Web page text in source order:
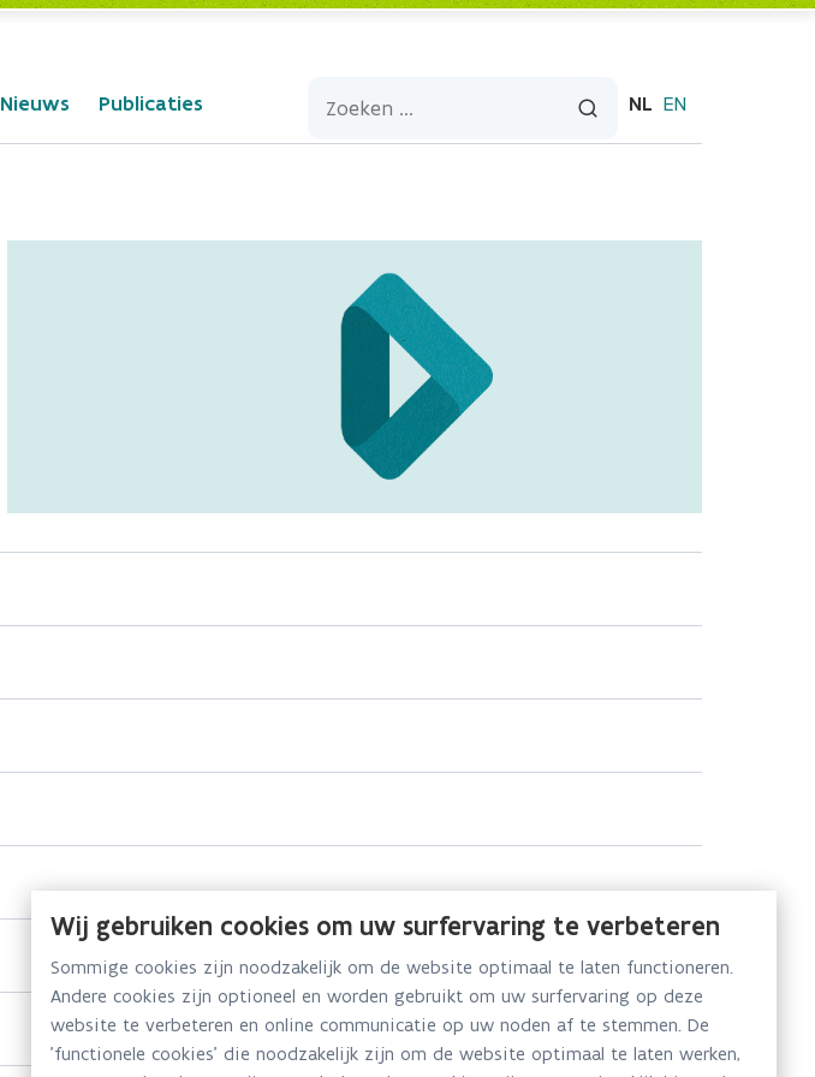
Nieuws Publicaties NL EN
Wij gebruiken cookies om uw surfervaring te verbeteren
Sommige cookies zijn noodzakelijk om de website optimaal te laten functioneren.
Andere cookies zijn optioneel en worden gebruikt om uw surfervaring op deze
website te verbeteren en online communicatie op uw noden af te stemmen. De
'functionele cookies' die noodzakelijk zijn om de website optimaal te laten werken,